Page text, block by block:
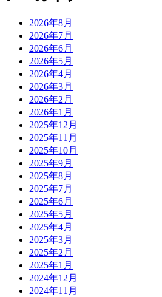
2026年8月
2026年7月
2026年6月
2026年5月
2026年4月
2026年3月
2026年2月
2026年1月
2025年12月
2025年11月
2025年10月
2025年9月
2025年8月
2025年7月
2025年6月
2025年5月
2025年4月
2025年3月
2025年2月
2025年1月
2024年12月
2024年11月